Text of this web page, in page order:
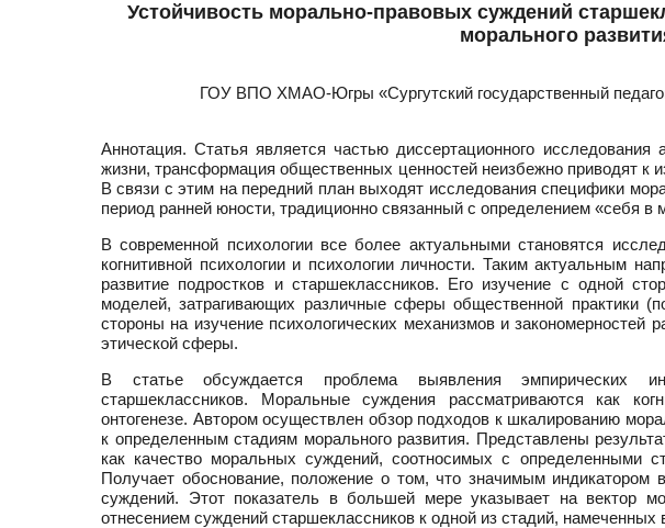
Устойчивость морально-правовых суждений
морального
ГОУ ВПО ХМАО-Югры «Сургутский государственный
Аннотация. Статья является частью диссертационного
жизни, трансформация общественных ценностей неизбежно приводят к
В связи с этим на передний план выходят исследования специфики
период ранней юности, традиционно связанный с определением «себя в
В современной психологии все более актуальными становятся
когнитивной психологии и психологии личности. Таким актуальным
развитие подростков и старшеклассников. Его изучение с одной
моделей, затрагивающих различные сферы общественной практики
стороны на изучение психологических механизмов и
этической сферы.
В статье обсуждается проблема выявления эмпирических
старшеклассников. Моральные суждения рассматриваются как
онтогенезе. Автором осуществлен обзор подходов к шкалированию
к определенным стадиям морального развития. Представлены
как качество моральных суждений, соотносимых с определенными
Получает обоснование, положение о том, что значимым индикатором
суждений. Этот показатель в большей мере указывает на вектор
отнесением суждений старшеклассников к одной из стадий, намеченных